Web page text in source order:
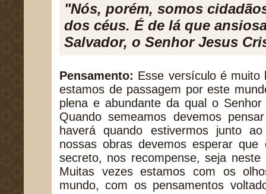
"Nós, porém, somos
dos céus. É de lá que
Salvador, o Senhor Jesus
Pensamento: Esse versículo é muito
estamos de passagem por este
plena e abundante da qual o
Quando semeamos devemos
haverá quando estivermos junto
nossas obras devemos esperar
secreto, nos recompense, seja
Muitas vezes estamos com os
mundo, com os pensamentos